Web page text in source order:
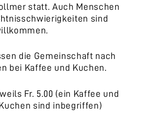
statt. Auch Menschen
sind
die Gemeinschaft nach
bei Kaffee und Kuchen.
Fr. 5.00 (ein Kaffee und
sind inbegriffen)